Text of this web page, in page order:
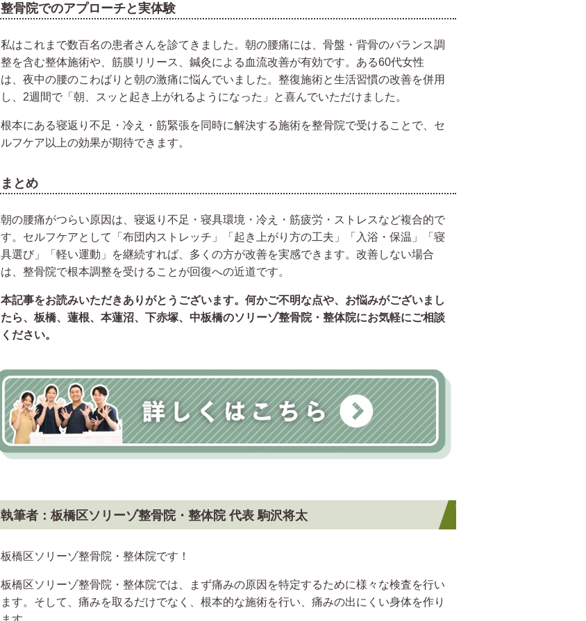
整骨院でのアプローチと実体験
私はこれまで数百名の患者さんを診てきました。朝の腰痛には、骨盤・背骨のバランス調
整を含む整体施術や、筋膜リリース、鍼灸による血流改善が有効です。ある60代女性
は、夜中の腰のこわばりと朝の激痛に悩んでいました。整復施術と生活習慣の改善を併用
し、2週間で「朝、スッと起き上がれるようになった」と喜んでいただけました。
根本にある寝返り不足・冷え・筋緊張を同時に解決する施術を整骨院で受けることで、セ
ルフケア以上の効果が期待できます。
まとめ
朝の腰痛がつらい原因は、寝返り不足・寝具環境・冷え・筋疲労・ストレスなど複合的で
す。セルフケアとして「布団内ストレッチ」「起き上がり方の工夫」「入浴・保温」「寝
具選び」「軽い運動」を継続すれば、多くの方が改善を実感できます。改善しない場合
は、整骨院で根本調整を受けることが回復への近道です。
本記事をお読みいただきありがとうございます。何かご不明な点や、お悩みがございまし
たら、板橋、蓮根、本蓮沼、下赤塚、中板橋のソリーゾ整骨院・整体院にお気軽にご相談
ください。
執筆者：板橋区ソリーゾ整骨院・整体院 代表 駒沢将太
板橋区ソリーゾ整骨院・整体院です！
板橋区ソリーゾ整骨院・整体院では、まず痛みの原因を特定するために様々な検査を行い
ます。そして、痛みを取るだけでなく、根本的な施術を行い、痛みの出にくい身体を作り